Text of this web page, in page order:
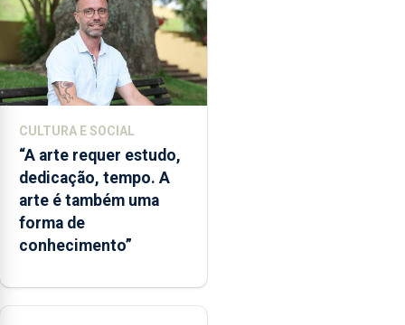
Agência
para
Investigação
e
que
o
Oceano
seja
reconhecido
como
Estratégico
CULTURA E SOCIAL
“A arte requer estudo,
dedicação, tempo. A
arte é também uma
forma de
conhecimento”